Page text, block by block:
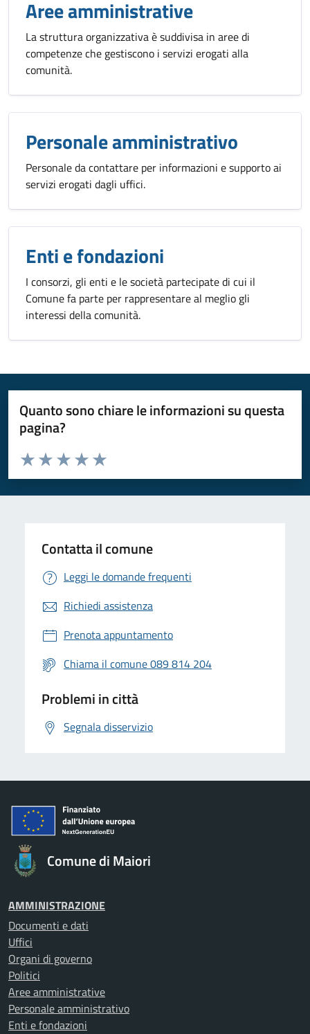
Aree amministrative
La struttura organizzativa è suddivisa in aree di
competenze che gestiscono i servizi erogati alla
comunità.
Personale amministrativo
Personale da contattare per informazioni e supporto ai
servizi erogati dagli uffici.
Enti e fondazioni
I consorzi, gli enti e le società partecipate di cui il
Comune fa parte per rappresentare al meglio gli
interessi della comunità.
Quanto sono chiare le informazioni su questa
pagina?
Valuta da 1 a 5 stelle la pagina
Valuta 5 stelle su 5
Valuta 4 stelle su 5
Valuta 3 stelle su 5
Valuta 2 stelle su 5
Valuta 1 stelle su 5
Contatta il comune
Leggi le domande frequenti
Richiedi assistenza
Prenota appuntamento
Chiama il comune 089 814 204
Problemi in città
Segnala disservizio
Comune di Maiori
AMMINISTRAZIONE
Documenti e dati
Uffici
Organi di governo
Politici
Aree amministrative
Personale amministrativo
Enti e fondazioni